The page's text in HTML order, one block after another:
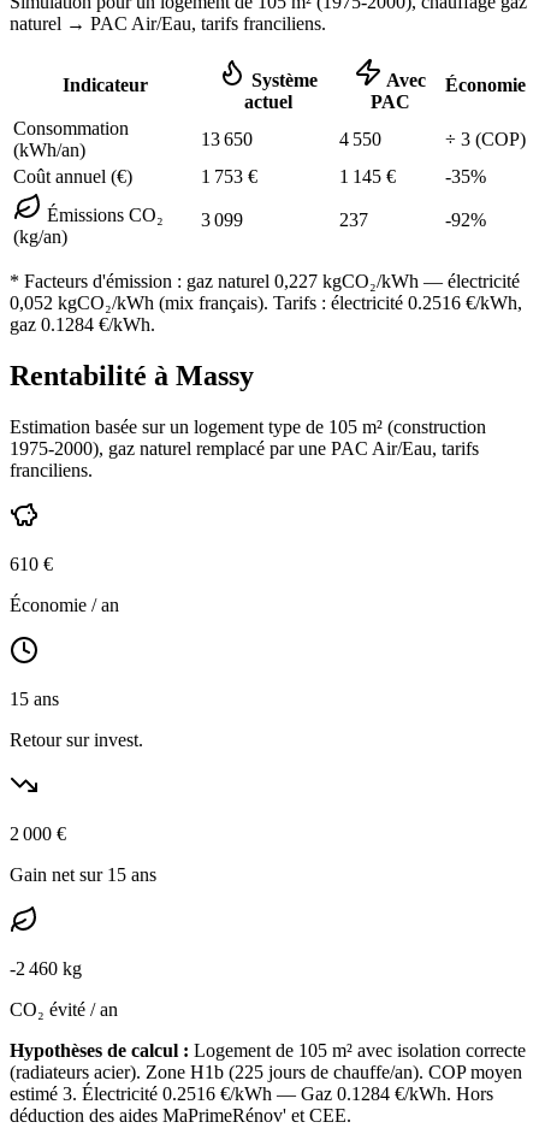
naturel → PAC Air/Eau, tarifs franciliens.
Indicateur
Système
actuel
Avec
PAC
Économie
Consommation
(kWh/an)
13 650 4 550 ÷ 3 (COP)
Coût annuel (€)
1 753 € 1 145 € -35%
Émissions CO₂
(kg/an)
3 099 237 -92%
* Facteurs d'émission : gaz naturel 0,227 kgCO₂/kWh — électricité
0,052 kgCO₂/kWh (mix français). Tarifs : électricité 0.2516 €/kWh,
gaz 0.1284 €/kWh.
Rentabilité à Massy
Estimation basée sur un logement type de 105 m² (construction
1975-2000), gaz naturel remplacé par une PAC Air/Eau, tarifs
franciliens.
610 €
Économie / an
15 ans
Retour sur invest.
2 000 €
Gain net sur 15 ans
-2 460 kg
CO₂ évité / an
Hypothèses de calcul : Logement de 105 m² avec isolation correcte
(radiateurs acier). Zone H1b (225 jours de chauffe/an). COP moyen
estimé 3. Électricité 0.2516 €/kWh — Gaz 0.1284 €/kWh. Hors
déduction des aides MaPrimeRénov' et CEE.